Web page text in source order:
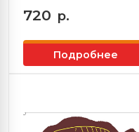
720 р.
Подробнее